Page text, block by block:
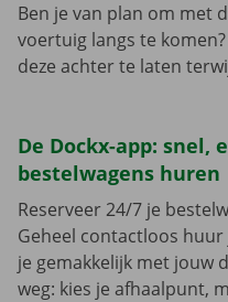
Ben je van plan om met
voertuig langs te
deze achter te laten
De Dockx-app: snel,
bestelwagens huren
Reserveer 24/7 je
Geheel contactloos
je gemakkelijk met jouw
weg: kies je afhaalpunt,